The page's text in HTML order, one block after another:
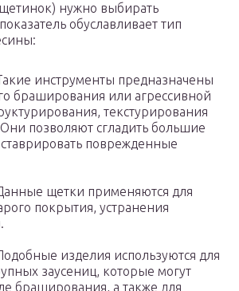
нужно выбирать
обуславливает тип
инструменты предназначены
браширования или агрессивной
текстурирования
позволяют сгладить большие
поврежденные
щетки применяются для
покрытия, устранения
изделия используются для
заусениц, которые могут
браширования, а также для